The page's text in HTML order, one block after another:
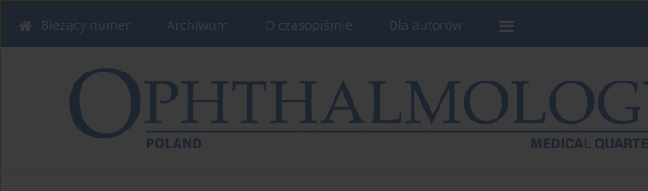
Bieżący numer Archiwum O czasopiśmie Dla autorów